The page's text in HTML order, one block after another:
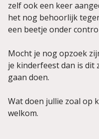
zelf ook een keer
het nog behoorlijk
een beetje onder
Mocht je nog opzoek
je kinderfeest dan is dit
gaan doen.
Wat doen jullie zoal op
welkom.